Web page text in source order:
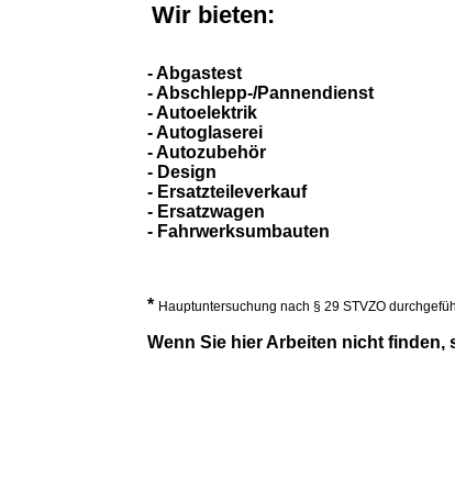
Wir bieten:
-Abgastest
- Abschlepp-/Pannendienst
- Autoelektrik
- Autoglaserei
- Autozubehör
- Design
- Ersatzteileverkauf
- Ersatzwagen
- Fahrwerksumbauten
* Hauptuntersuchung nach § 29 STVZO
Wenn Sie hier Arbeiten nicht